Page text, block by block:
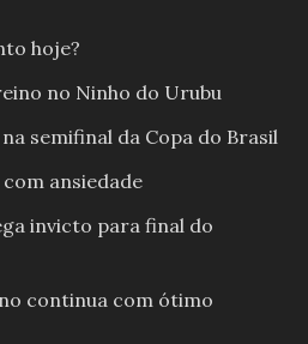
hoje?
no Ninho do Urubu
semifinal da Copa do Brasil
ansiedade
invicto para final do
continua com ótimo